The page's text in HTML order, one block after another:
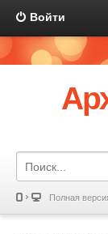
Войти
Полная